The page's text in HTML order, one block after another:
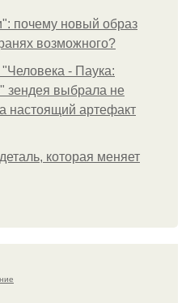
почему новый образ
возможного?
- Паука:
выбрала не
настоящий артефакт
которая меняет